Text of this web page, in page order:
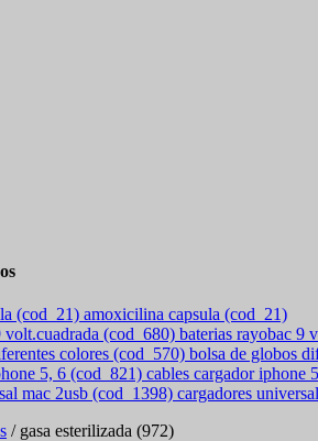
amoxicilina capsula (cod_21)
baterias rayobac 9
bolsa de globos
cables cargador iphone
cargadores
/ gasa esterilizada (972)